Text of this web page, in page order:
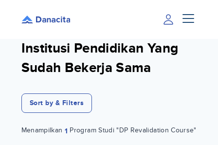
Institusi Pendidikan Yang
Sudah Bekerja Sama
Sort by & Filters
Menampilkan 1 Program Studi "DP Revalidation Course"